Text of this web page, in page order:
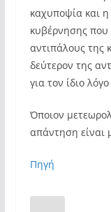
καχυποψία και
κυβέρνησης που
αντιπάλους της
δεύτερον της
για τον ίδιο
Όποιον
απάντηση είναι
Πηγή